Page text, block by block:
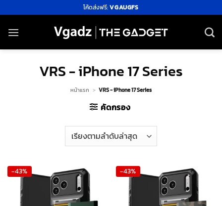
ไป
ยัง
โค้ดส่งฟรี:VGAUGFS
VRS - iPhone 17 Series
หน้าแรก > VRS - iPhone 17 Series
คัดกรอง
-43% -43%